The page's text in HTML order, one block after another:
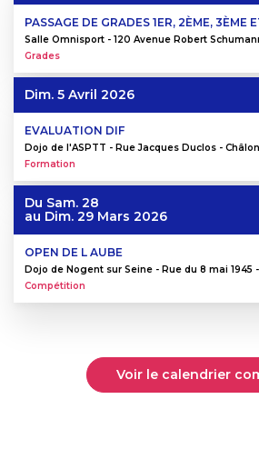
PASSAGE DE GRADES 1ER, 2ÈME, 3ÈME
Salle Omnisport - 120 Avenue Robert
Grades
Dim. 5 Avril 2026
EVALUATION DIF
Dojo de l'ASPTT - Rue Jacques Duclos -
Formation
Du Sam. 28
au Dim. 29 Mars 2026
OPEN DE L AUBE
Dojo de Nogent sur Seine - Rue du 8 mai 1945
Compétition
Voir le calendrier